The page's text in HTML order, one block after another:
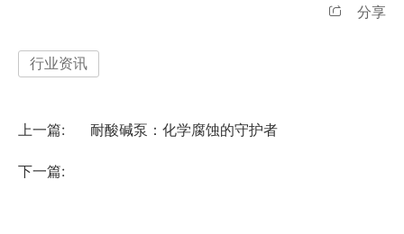
分享
行业资讯
上一篇: 耐酸碱泵：化学腐蚀的守护者
下一篇: